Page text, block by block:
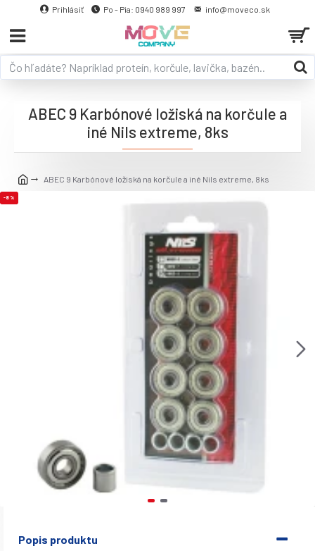
Prihlásiť Po - Pia: 0940 989 997 info@moveco.sk
ABEC 9 Karbónové ložiská na korčule a iné Nils extreme, 8ks
ABEC 9 Karbónové ložiská na korčule a
iné Nils extreme, 8ks
-8 %
Popis produktu